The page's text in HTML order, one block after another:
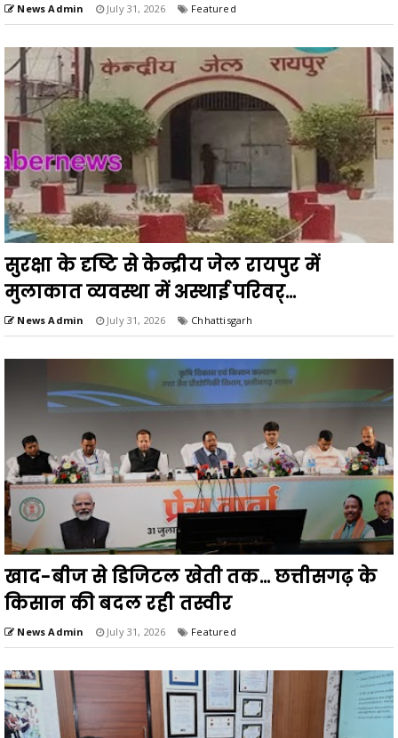
News Admin July 31, 2026 Featured
सुरक्षा के दृष्टि से केन्द्रीय जेल रायपुर में
मुलाकात व्यवस्था में अस्थाई परिवर्...
News Admin July 31, 2026 Chhattisgarh
खाद-बीज से डिजिटल खेती तक... छत्तीसगढ़ के
किसान की बदल रही तस्वीर
News Admin July 31, 2026 Featured